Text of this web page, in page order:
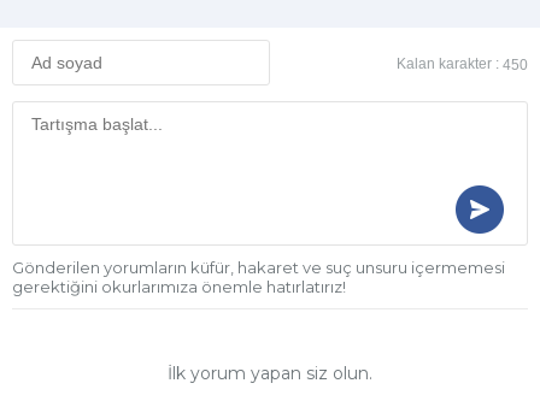
Kalan karakter : 450
Gönderilen yorumların küfür, hakaret ve suç unsuru içermemesi
gerektiğini okurlarımıza önemle hatırlatırız!
İlk yorum yapan siz olun.